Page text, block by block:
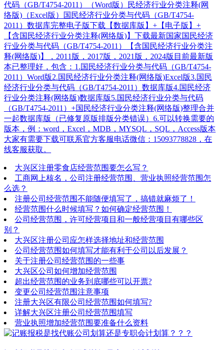
代码（GB/T4754-2011）（Word版）民经济行业分类注释(网
络版)（Excel版）国民经济行业分类与代码（GB/T4754-
2011）数据库完整电子版下载【数据库版】+【电子版】+
【含国民经济行业分类注释(网络版)】下载最新国家国民经济
行业分类与代码（GB/T4754-2011）【含国民经济行业分类注
释(网络版)】，2011版，2017版，2021版，2024版目前最新版
本已整理好，包含：1.国民经济行业分类与代码（GB/T4754-
2011）Word版2.国民经济行业分类注释(网络版)Excel版3.国民
经济行业分类与代码（GB/T4754-2011）数据库版4.国民经济
行业分类注释(网络版)数据库版5.国民经济行业分类与代码
（GB/T4754-2011）+国民经济行业分类注释(网络版)整理合并
一起数据库版（已修复原版排版分类错误）6.可以转换需要的
版本，例：word，Excel，MDB，MYSQL，SQL，Access版本
大家有需要下载可联系官方客服电话微信：15093778828，在
线客服获取。
大兴区注册零食店经营范围要怎么写？
工商网上核名，公司注册经营范围、营业执照经营范围怎
么选？
注册公司经营范围不能随便填写了，搞错就麻烦了！
经营范围什么时候填写？如何确定经营范围！
公司经营范围，许可经营项目和一般经营项目有哪些区
别？
大兴区注册公司应怎样选择地址和经营范围
公司经营范围如何填写才能有利于公司以后发展？
关于注册公司经营范围的一些事
大兴区公司如何增加经营范围
超出经营范围的业务到底哪些可以开票?
变更公司经营范围注意事项
注册大兴区有限公司经营范围如何填写?
详解大兴区注册公司经营范围填写
营业执照增加经营范围要准备什么资料